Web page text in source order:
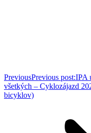
PreviousPrevious post:IPA
všetkých – Cyklozájazd
bicyklov)